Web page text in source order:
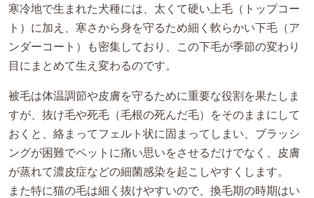
寒冷地で生まれた犬種には、太くて硬い上毛（トップコー
ト）に加え、寒さから身を守るため細く軟らかい下毛（ア
ンダーコート）も密集しており、この下毛が季節の変わり
目にまとめて生え変わるのです。
被毛は体温調節や皮膚を守るために重要な役割を果たしま
すが、抜け毛や死毛（毛根の死んだ毛）をそのままにして
おくと、絡まってフェルト状に固まってしまい、ブラッシ
ングが困難でペットに痛い思いをさせるだけでなく、皮膚
が蒸れて濃皮症などの細菌感染を起こしやすくします。
また特に猫の毛は細く抜けやすいので、換毛期の時期はい